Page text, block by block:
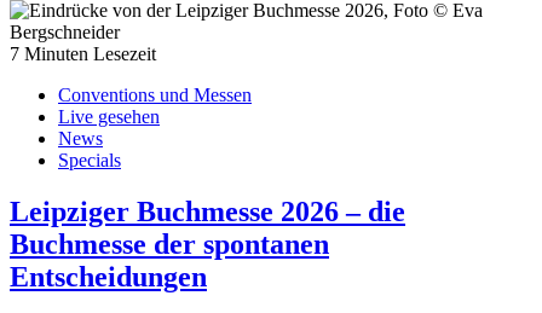
7 Minuten Lesezeit
Conventions und Messen
Live gesehen
News
Specials
Leipziger Buchmesse 2026 – die
Buchmesse der spontanen
Entscheidungen